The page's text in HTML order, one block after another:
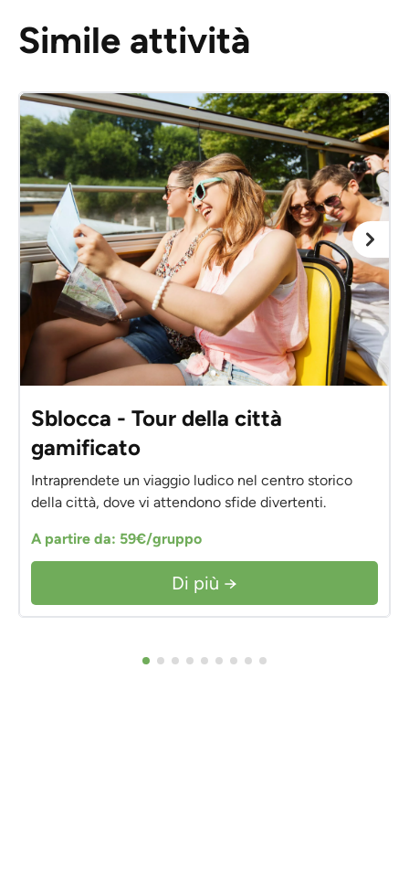
Simile attività
Sblocca - Tour della città
gamificato
Intraprendete un viaggio ludico nel centro storico
della città, dove vi attendono sfide divertenti.
A partire da: 59€/gruppo
Di più →